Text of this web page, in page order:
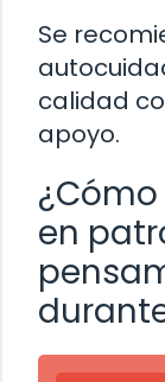
Se
calidad
apoyo.
en